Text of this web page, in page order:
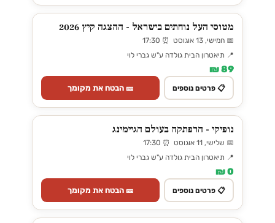
מטוסי העל נוחתים בישראל - ההצגה קיץ 2026
📅 חמישי, 13 אוגוסט ⏰ 17:30
📍 תיאטרון הבית גולדה ע"ש גברי לוי
89 ₪
📋 פרטים נוספים 🎫 הבטח את מקומך
נופיקי - הרפתקה בעולם הגיימינג
📅 שלישי, 11 אוגוסט ⏰ 17:30
📍 תיאטרון הבית גולדה ע"ש גברי לוי
0 ₪
📋 פרטים נוספים 🎫 הבטח את מקומך